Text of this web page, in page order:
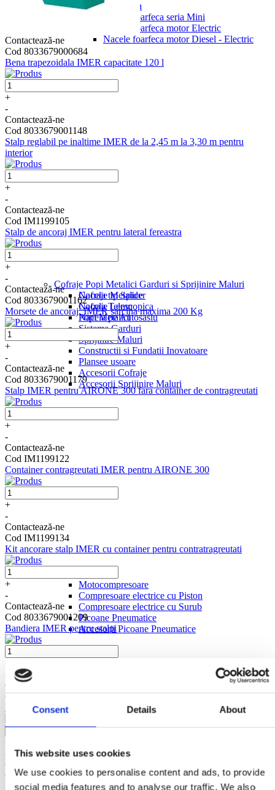
Consent Details About
This website uses cookies
We use cookies to personalise content and ads, to provide
social media features and to analyse our traffic. We also
Nacela Foarfeca
Nacela foarfeca seria Mini
Nacele foarfeca motor Electric
Nacele foarfeca motor Diesel - Electric
Nacela tip Spider
Nacela Telescopica
Nacela pe Autosasiu
Cofraje Popi Metalici Garduri si Sprijinire Maluri
Cofraje Metalice
Cofraje Lemn
Popi Metalici
Sisteme Garduri
Sprijinire Maluri
Constructii si Fundatii Inovatoare
Plansee usoare
Accesorii Cofraje
Accesorii Sprijinire Maluri
Motocompresoare
Compresoare electrice cu Piston
Compresoare electrice cu Surub
Picoane Pneumatice
Accesorii Picoane Pneumatice
Contactează-ne
Cod 8033679000684
Bena trapezoidala IMER capacitate 120 l
+
-
Contactează-ne
Cod 8033679001148
Stalp reglabil pe inaltime IMER de la 2,45 m la 3,30 m pentru
interior
+
-
Contactează-ne
Cod IM1199105
Stalp de ancoraj IMER pentru lateral fereastra
+
-
Contactează-ne
Cod 8033679001162
Morsete de ancoraj, IMER sarcina maxima 200 Kg
+
-
Contactează-ne
Cod 8033679001179
Stalp IMER pentru AIRONE 300 fara container de contragreutati
+
-
Contactează-ne
Cod IM1199122
Container contragreutati IMER pentru AIRONE 300
+
-
Contactează-ne
Cod IM1199134
Kit ancorare stalp IMER cu container pentru contratragreutati
+
-
Contactează-ne
Cod 8033679001209
Bandiera IMER pentru stalpi
-
Contactează-ne
Cod 8033679001216
Bandiera IMER pentru morsete
-
Contactează-ne
Cod 8033679001223
Suport universal electropalan IMER cu prindere de schela